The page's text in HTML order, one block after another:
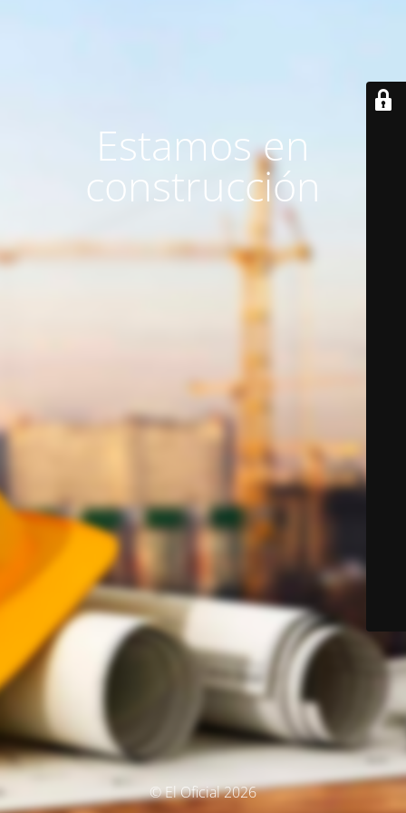
Estamos en
construcción
© El Oficial 2026